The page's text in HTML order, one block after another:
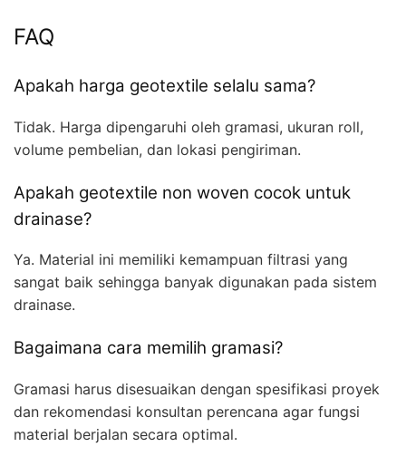
FAQ
Apakah harga geotextile selalu sama?
Tidak. Harga dipengaruhi oleh gramasi, ukuran roll,
volume pembelian, dan lokasi pengiriman.
Apakah geotextile non woven cocok untuk
drainase?
Ya. Material ini memiliki kemampuan filtrasi yang
sangat baik sehingga banyak digunakan pada sistem
drainase.
Bagaimana cara memilih gramasi?
Gramasi harus disesuaikan dengan spesifikasi proyek
dan rekomendasi konsultan perencana agar fungsi
material berjalan secara optimal.